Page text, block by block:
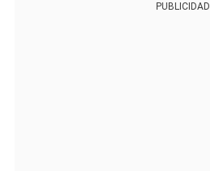
PUBLICIDAD